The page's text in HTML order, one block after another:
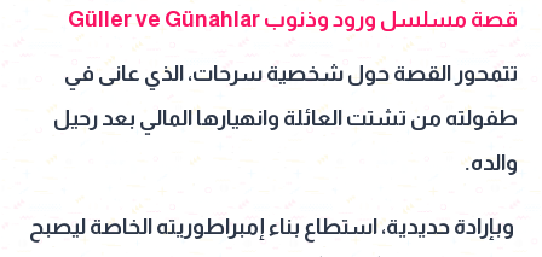
قصة مسلسل ورود وذنوب Güller ve Günahlar
تتمحور القصة حول شخصية سرحات، الذي عانى في
طفولته من تشتت العائلة وانهيارها المالي بعد رحيل
والده.
وبإرادة حديدية، استطاع بناء إمبراطوريته الخاصة ليصبح